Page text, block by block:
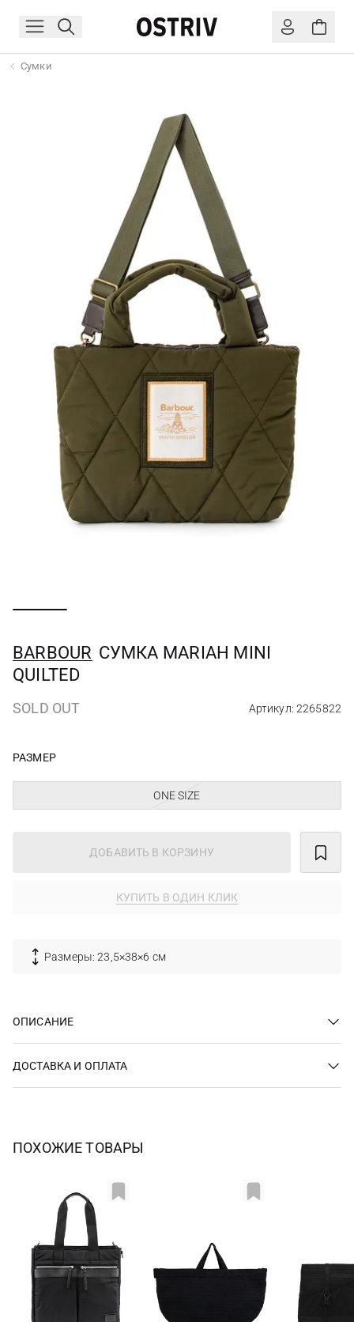
Сумки
BARBOUR СУМКА MARIAH MINI
QUILTED
SOLD OUT Артикул: 2265822
РАЗМЕР
ONE SIZE
ДОБАВИТЬ В КОРЗИНУ
КУПИТЬ В ОДИН КЛИК
Размеры: 23,5×38×6 см
ОПИСАНИЕ
ДОСТАВКА И ОПЛАТА
ПОХОЖИЕ ТОВАРЫ